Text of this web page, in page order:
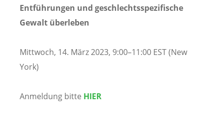
Entführungen und geschlechtsspezifische
Gewalt überleben
Mittwoch, 14. März 2023, 9:00–11:00 EST (New
York)
Anmeldung bitte HIER